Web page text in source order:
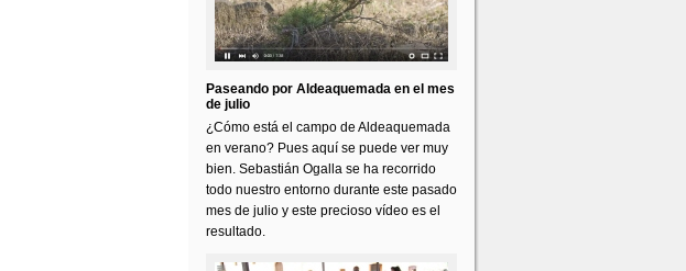
Paseando por Aldeaquemada en el mes
de julio
¿Cómo está el campo de Aldeaquemada
en verano? Pues aquí se puede ver muy
bien. Sebastián Ogalla se ha recorrido
todo nuestro entorno durante este pasado
mes de julio y este precioso vídeo es el
resultado.